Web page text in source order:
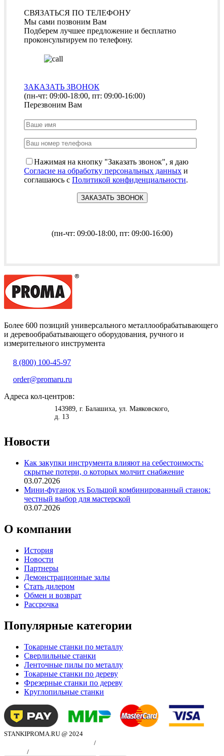
СВЯЗАТЬСЯ ПО ТЕЛЕФОНУ
Мы сами позвоним Вам
Подберем лучшее предложение и бесплатно
проконсультируем по телефону.
ЗАКАЗАТЬ ЗВОНОК
(пн-чт: 09:00-18:00, пт: 09:00-16:00)
Перезвоним Вам
Нажимая на кнопку "Заказать звонок", я даю
Согласие на обработку персональных данных и
соглашаюсь с Политикой конфиденциальности.
(пн-чт: 09:00-18:00, пт: 09:00-16:00)
Более 600 позиций универсального металлообрабатывающего
и деревообрабатывающего оборудования, ручного и
измерительного инструмента
8 (800) 100-45-97
order@promaru.ru
Адреса кол-центров:
143989, г. Балашиха, ул. Маяковского,
д. 13
Новости
Как закупки инструмента влияют на себестоимость:
скрытые потери, о которых молчит снабжение
03.07.2026
Мини-фуганок vs Большой комбинированный станок:
честный выбор для мастерской
03.07.2026
О компании
История
Новости
Партнеры
Демонстрационные залы
Стать дилером
Обмен и возврат
Рассрочка
Популярные категории
Токарные станки по металлу
Сверлильные станки
Ленточные пилы по металлу
Токарные станки по дереву
Фрезерные станки по дереву
Круглопильные станки
STANKIPROMA.RU @ 2024
/
/